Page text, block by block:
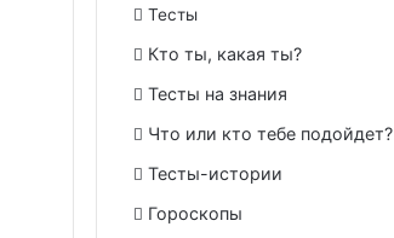
Тесты
Кто ты, какая ты?
Тесты на знания
Что или кто тебе подойдет?
Тесты-истории
Гороскопы